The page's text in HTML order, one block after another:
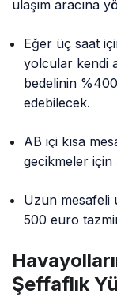
ulaşım aracına
Eğer üç saat
yolcular kendi
bedelinin
edebilecek.
AB içi kısa
gecikmeler
Uzun mesafeli
500 euro
Şeffaflık